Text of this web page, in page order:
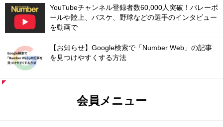
YouTubeチャンネル登録者数60,000人突破！バレーボ
ールや陸上、バスケ、野球などの選手のインタビュー
を動画で
【お知らせ】Google検索で「Number Web」の記事
を見つけやすくする方法
会員メニュー